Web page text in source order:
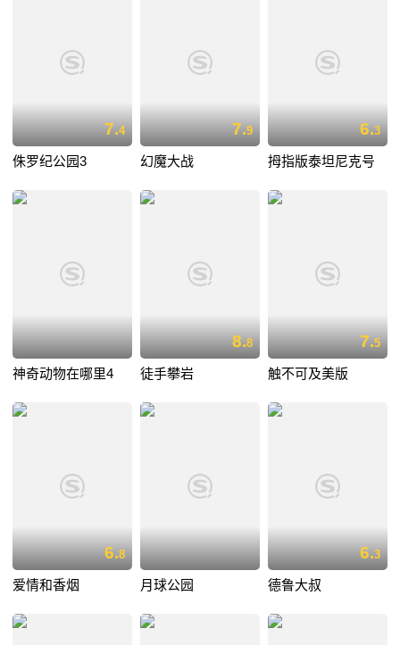
7.4
侏罗纪公园3
7.9
幻魔大战
6.3
拇指版泰坦尼克号
神奇动物在哪里4
8.8
徒手攀岩
7.5
触不可及美版
6.8
爱情和香烟 月球公园
6.3
德鲁大叔